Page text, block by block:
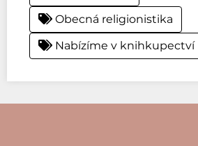
Obecná religionistika
Nabízíme v knihkupectví